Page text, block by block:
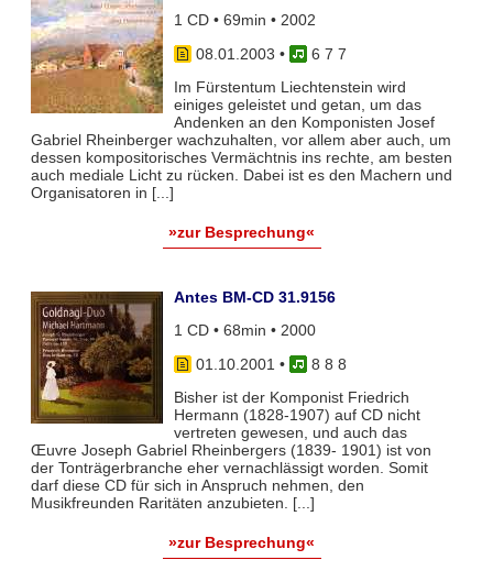
1 CD • 69min • 2002
08.01.2003 •
6 7 7
Im Fürstentum Liechtenstein wird
einiges geleistet und getan, um das
Andenken an den Komponisten Josef
Gabriel Rheinberger wachzuhalten, vor allem aber auch, um
dessen kompositorisches Vermächtnis ins rechte, am besten
auch mediale Licht zu rücken. Dabei ist es den Machern und
Organisatoren in [...]
»zur Besprechung«
Antes BM-CD 31.9156
1 CD • 68min • 2000
01.10.2001 •
8 8 8
Bisher ist der Komponist Friedrich
Hermann (1828-1907) auf CD nicht
vertreten gewesen, und auch das
Œuvre Joseph Gabriel Rheinbergers (1839- 1901) ist von
der Tonträgerbranche eher vernachlässigt worden. Somit
darf diese CD für sich in Anspruch nehmen, den
Musikfreunden Raritäten anzubieten. [...]
»zur Besprechung«